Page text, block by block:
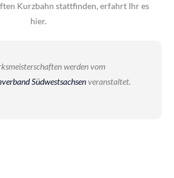
Kurzbahn stattfinden, erfahrt Ihr es
hier.
werden vom
Südwestsachsenveranstaltet.